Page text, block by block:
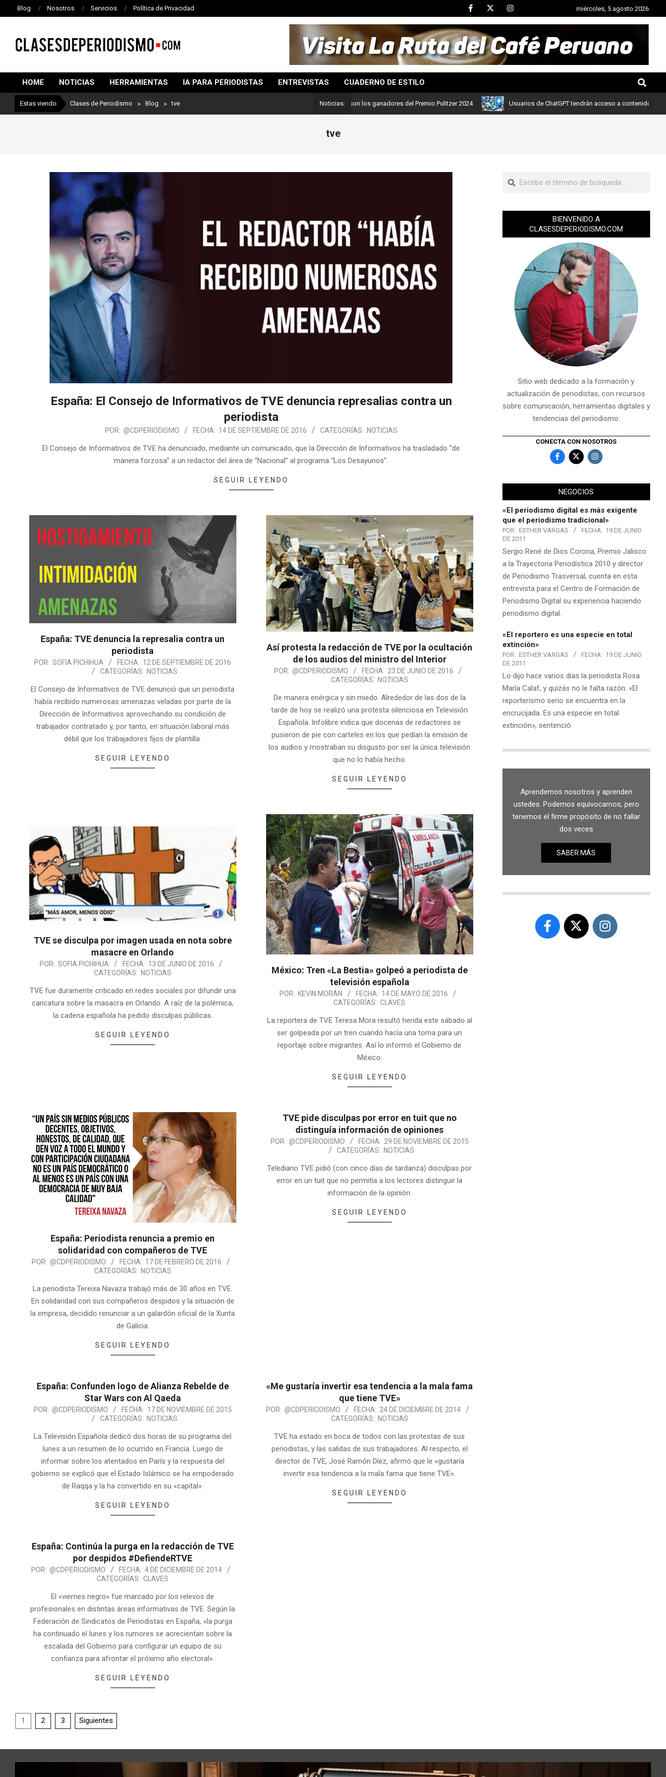
Blog Nosotros Servicios Política de Privacidad miércoles, 5 agosto 2026
DE
PERIODISMO
HOME NOTICIAS HERRAMIENTAS IA PARA PERIODISTAS ENTREVISTAS CUADERNO DE ESTILO
Estas viendo: Clases de Periodismo > Blog > tve Noticias:
Lo mejor del periodismo: Estos son los ganadores del Premio Pulitzer 2024 Usuarios de ChatGPT tendrán acceso a contenidos de noticias de
tve
España: El Consejo de Informativos de TVE denuncia represalias contra un
periodista
POR: @CDPERIODISMO FECHA: 14 DE SEPTIEMBRE DE 2016 CATEGORÍAS: NOTICIAS
El Consejo de Informativos de TVE ha denunciado, mediante un comunicado, que la Dirección de Informativos ha trasladado “de
manera forzosa” a un redactor del área de “Nacional” al programa “Los Desayunos”.
SEGUIR LEYENDO
España: TVE denuncia la represalia contra un
periodista
POR: SOFIA PICHIHUA FECHA: 12 DE SEPTIEMBRE DE 2016
CATEGORÍAS: NOTICIAS
El Consejo de Informativos de TVE denunció que un periodista
había recibido numerosas amenazas veladas por parte de la
Dirección de Informativos aprovechando su condición de
trabajador contratado y, por tanto, en situación laboral más
débil que los trabajadores fijos de plantilla.
SEGUIR LEYENDO
Así protesta la redacción de TVE por la ocultación
de los audios del ministro del Interior
POR: @CDPERIODISMO FECHA: 23 DE JUNIO DE 2016
CATEGORÍAS: NOTICIAS
De manera enérgica y sin miedo. Alrededor de las dos de la
tarde de hoy se realizó una protesta silenciosa en Televisión
Española. Infolibre indica que docenas de redactores se
pusieron de pie con carteles en los que pedían la emisión de
los audios y mostraban su disgusto por ser la única televisión
que no lo había hecho.
SEGUIR LEYENDO
TVE se disculpa por imagen usada en nota sobre
masacre en Orlando
POR: SOFIA PICHIHUA FECHA: 13 DE JUNIO DE 2016
CATEGORÍAS: NOTICIAS
TVE fue duramente criticado en redes sociales por difundir una
caricatura sobre la masacra en Orlando. A raíz de la polémica,
la cadena española ha pedido disculpas públicas.
SEGUIR LEYENDO
México: Tren «La Bestia» golpeó a periodista de
televisión española
POR: KEVIN MORÁN FECHA: 14 DE MAYO DE 2016
CATEGORÍAS: CLAVES
La reportera de TVE Teresa Mora resultó herida este sábado al
ser golpeada por un tren cuando hacía una toma para un
reportaje sobre migrantes. Así lo informó el Gobierno de
México.
SEGUIR LEYENDO
España: Periodista renuncia a premio en
solidaridad con compañeros de TVE
POR: @CDPERIODISMO FECHA: 17 DE FEBRERO DE 2016
CATEGORÍAS: NOTICIAS
La periodista Tereixa Navaza trabajó más de 30 años en TVE.
En solidaridad con sus compañeros despidos y la situación de
la empresa, decidido renunciar a un galardón oficial de la Xunta
de Galicia.
SEGUIR LEYENDO
TVE pide disculpas por error en tuit que no
distinguía información de opiniones
POR: @CDPERIODISMO FECHA: 29 DE NOVIEMBRE DE 2015
CATEGORÍAS: NOTICIAS
Telediario TVE pidió (con cinco días de tardanza) disculpas por
error en un tuit que no permitía a los lectores distinguir la
información de la opinión.
SEGUIR LEYENDO
España: Confunden logo de Alianza Rebelde de
Star Wars con Al Qaeda
POR: @CDPERIODISMO FECHA: 17 DE NOVIEMBRE DE 2015
CATEGORÍAS: NOTICIAS
La Televisión Española dedicó dos horas de su programa del
lunes a un resumen de lo ocurrido en Francia. Luego de
informar sobre los atentados en París y la respuesta del
gobierno se explicó que el Estado Islámico se ha empoderado
de Raqqa y la ha convertido en su «capital».
SEGUIR LEYENDO
«Me gustaría invertir esa tendencia a la mala fama
que tiene TVE»
POR: @CDPERIODISMO FECHA: 24 DE DICIEMBRE DE 2014
CATEGORÍAS: NOTICIAS
TVE ha estado en boca de todos con las protestas de sus
periodistas, y las salidas de sus trabajadores. Al respecto, el
director de TVE, José Ramón Díez, afirmó que le «gustaría
invertir esa tendencia a la mala fama que tiene TVE».
SEGUIR LEYENDO
España: Continúa la purga en la redacción de TVE
por despidos #DefiendeRTVE
POR: @CDPERIODISMO FECHA: 4 DE DICIEMBRE DE 2014
CATEGORÍAS: CLAVES
El «viernes negro» fue marcado por los relevos de
profesionales en distintas áreas informativas de TVE. Según la
Federación de Sindicatos de Periodistas en España, «la purga
ha continuado el lunes y los rumores se acrecientan sobre la
escalada del Gobierno para configurar un equipo de su
confianza para afrontar el próximo año electoral».
SEGUIR LEYENDO
1 2 3 Siguientes
BIENVENIDO A
CLASESDEPERIODISMO.COM
Sitio web dedicado a la formación y
actualización de periodistas, con recursos
sobre comunicación, herramientas digitales y
tendencias del periodismo.
CONECTA CON NOSOTROS
NEGOCIOS
«El periodismo digital es más exigente
que el periodismo tradicional»
POR: ESTHER VARGAS FECHA: 19 DE JUNIO
DE 2011
Sergio René de Dios Corona, Premio Jalisco
a la Trayectoria Periodística 2010 y director
de Periodismo Trasversal, cuenta en esta
entrevista para el Centro de Formación de
Periodismo Digital su experiencia haciendo
periodismo digital.
«El reportero es una especie en total
extinción»
POR: ESTHER VARGAS FECHA: 19 DE JUNIO
DE 2011
Lo dijo hace varios días la periodista Rosa
María Calaf, y quizás no le falta razón. «El
reporterismo serio se encuentra en la
encrucijada. Es una especie en total
extinción», sentenció.
Aprendemos nosotros y aprenden
ustedes. Podemos equivocarnos, pero
tenemos el firme propósito de no fallar
dos veces
SABER MÁS